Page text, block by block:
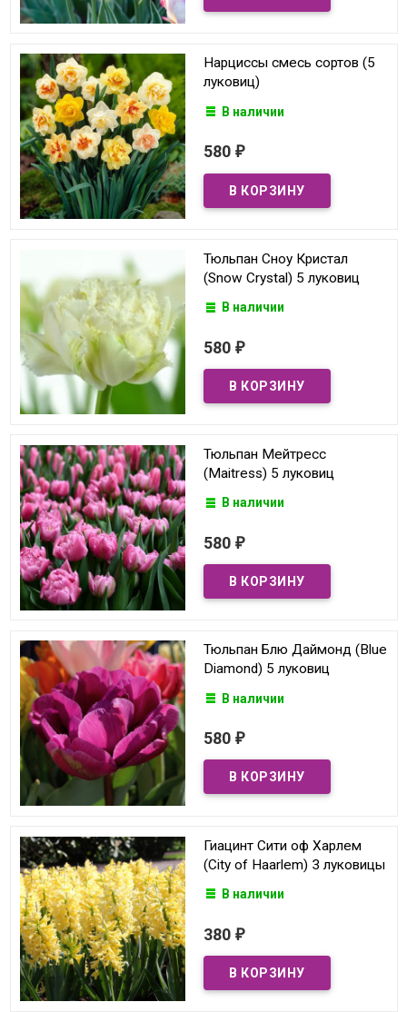
Нарциссы смесь сортов (5
луковиц)
В наличии
580 ₽
Тюльпан Сноу Кристал
(Snow Crystal) 5 луковиц
В наличии
580 ₽
Тюльпан Мейтресс
(Maitress) 5 луковиц
В наличии
580 ₽
Тюльпан Блю Даймонд (Blue
Diamond) 5 луковиц
В наличии
580 ₽
Гиацинт Сити оф Харлем
(City of Haarlem) 3 луковицы
В наличии
380 ₽